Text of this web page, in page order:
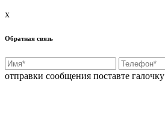
x
Обратная связь
отправки сообщения поставте галочку